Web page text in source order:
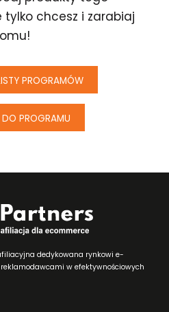
chcesz i zarabiaj
PROGRAMÓW
PROGRAMU
dedykowana rynkowi e-
w efektywnościowych